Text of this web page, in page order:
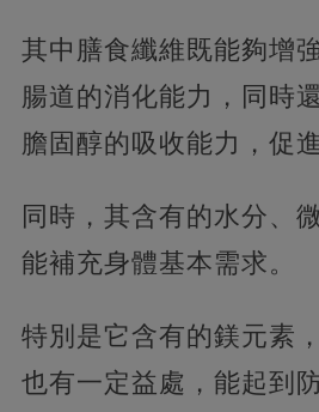
其中膳食纖維既能夠增
腸道的消化能力，同時
膽固醇的吸收能力，促
同時，其含有的水分、
能補充身體基本需求。
特別是它含有的鎂元素
也有一定益處，能起到